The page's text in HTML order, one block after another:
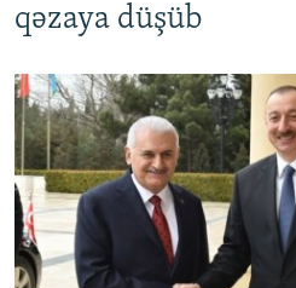
QANUNI DOĞRU
ARAŞDIRMA
MULTIMEDIA
VIDEO
FOTOQALEREYA
İNFOQRAFIKA
RADIO ARXIV
OXU ZALI
AZƏRBAYCAN ƏDƏBIYYATI KITABXANASI
HAQQIMIZDA
MISSIYAMIZ
BIZI IZLƏ
qəzaya düşüb